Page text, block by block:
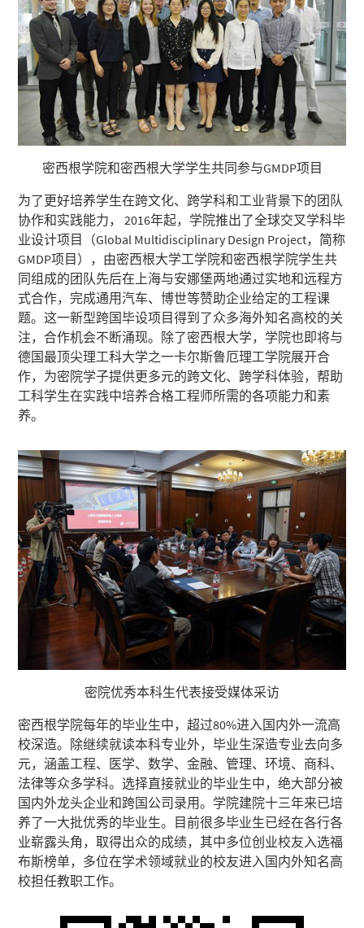
密西根学院和密西根大学学生共同参与GMDP项目
为了更好培养学生在跨文化、跨学科和工业背景下的团队
协作和实践能力， 2016年起，学院推出了全球交叉学科毕
业设计项目（Global Multidisciplinary Design Project，简称
GMDP项目），由密西根大学工学院和密西根学院学生共
同组成的团队先后在上海与安娜堡两地通过实地和远程方
式合作，完成通用汽车、博世等赞助企业给定的工程课
题。这一新型跨国毕设项目得到了众多海外知名高校的关
注，合作机会不断涌现。除了密西根大学，学院也即将与
德国最顶尖理工科大学之一卡尔斯鲁厄理工学院展开合
作，为密院学子提供更多元的跨文化、跨学科体验，帮助
工科学生在实践中培养合格工程师所需的各项能力和素
养。
密院优秀本科生代表接受媒体采访
密西根学院每年的毕业生中，超过80%进入国内外一流高
校深造。除继续就读本科专业外，毕业生深造专业去向多
元，涵盖工程、医学、数学、金融、管理、环境、商科、
法律等众多学科。选择直接就业的毕业生中，绝大部分被
国内外龙头企业和跨国公司录用。学院建院十三年来已培
养了一大批优秀的毕业生。目前很多毕业生已经在各行各
业崭露头角，取得出众的成绩，其中多位创业校友入选福
布斯榜单，多位在学术领域就业的校友进入国内外知名高
校担任教职工作。